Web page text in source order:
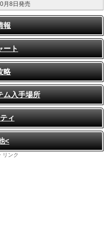
月8日発売
報
ート
略
ム入手場所
ィ
<
リンク